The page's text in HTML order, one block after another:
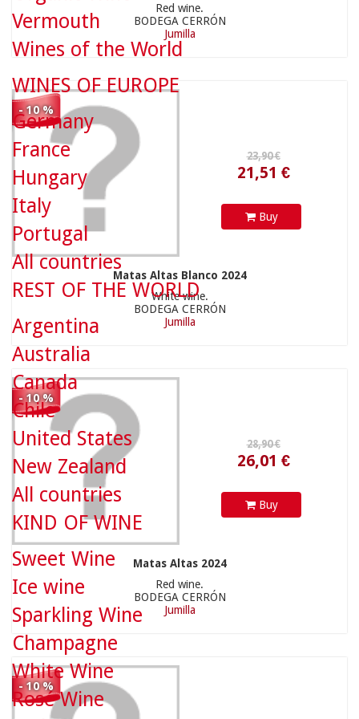
Red wine.
BODEGA CERRÓN
Jumilla
- 10 %
Buy
Matas Altas Blanco 2024
White wine.
BODEGA CERRÓN
Jumilla
- 10 %
Buy
Matas Altas 2024
Red wine.
BODEGA CERRÓN
Jumilla
- 10 %
Vermouth
Wines of the World
WINES OF EUROPE
Germany
France
Hungary
Italy
Portugal
All countries
REST OF THE WORLD
Argentina
Australia
Canada
Chile
United States
New Zealand
All countries
KIND OF WINE
Sweet Wine
Ice wine
Sparkling Wine
Champagne
White Wine
Rosé Wine